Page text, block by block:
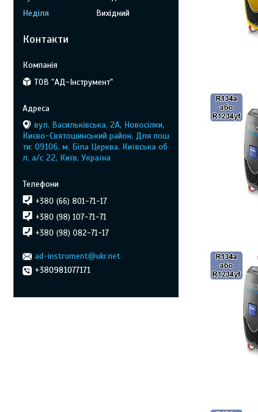
Неділя
Вихідний
Контакти
ТОВ "АД-Інструмент"
вул. Васильківська, 2А, Новосілки,
Києво-Святошинський район. Для пош
ти: 09106, м. Біла Церква, Київська об
л, а/с 22, Київ, Україна
+380 (66) 801-71-17
+380 (98) 107-71-71
+380 (98) 082-71-17
ad-instrument@ukr.net
+380981077171